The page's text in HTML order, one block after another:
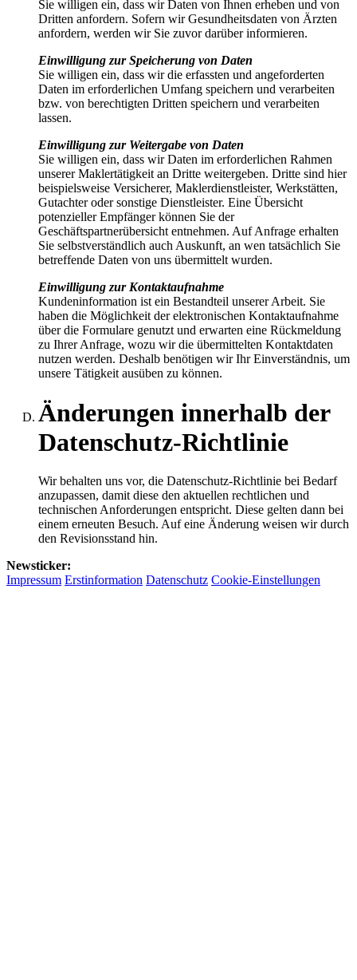
Sie willigen ein, dass wir Daten von Ihnen erheben und von
Dritten anfordern. Sofern wir Gesundheitsdaten von Ärzten
anfordern, werden wir Sie zuvor darüber informieren.
Einwilligung zur Speicherung von Daten
Sie willigen ein, dass wir die erfassten und angeforderten
Daten im erforderlichen Umfang speichern und verarbeiten
bzw. von berechtigten Dritten speichern und verarbeiten
lassen.
Einwilligung zur Weitergabe von Daten
Sie willigen ein, dass wir Daten im erforderlichen Rahmen
unserer Maklertätigkeit an Dritte weitergeben. Dritte sind hier
beispielsweise Versicherer, Maklerdienstleister, Werkstätten,
Gutachter oder sonstige Dienstleister. Eine Übersicht
potenzieller Empfänger können Sie der
Geschäftspartnerübersicht entnehmen. Auf Anfrage erhalten
Sie selbstverständlich auch Auskunft, an wen tatsächlich Sie
betreffende Daten von uns übermittelt wurden.
Einwilligung zur Kontaktaufnahme
Kundeninformation ist ein Bestandteil unserer Arbeit. Sie
haben die Möglichkeit der elektronischen Kontaktaufnahme
über die Formulare genutzt und erwarten eine Rückmeldung
zu Ihrer Anfrage, wozu wir die übermittelten Kontaktdaten
nutzen werden. Deshalb benötigen wir Ihr Einverständnis, um
unsere Tätigkeit ausüben zu können.
Änderungen innerhalb der
Datenschutz-Richtlinie
Wir behalten uns vor, die Datenschutz-Richtlinie bei Bedarf
anzupassen, damit diese den aktuellen rechtlichen und
technischen Anforderungen entspricht. Diese gelten dann bei
einem erneuten Besuch. Auf eine Änderung weisen wir durch
den Revisionsstand hin.
Newsticker:
Impressum Erstinformation Datenschutz Cookie-Einstellungen